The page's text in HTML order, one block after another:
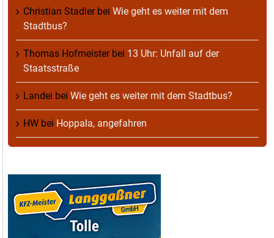
Christian Stadlerbei Wie geht es weiter mit dem
Stadtbus?
Thomas Hofmeisterbei 13 Uhr: Unfall auf der
Staatsstraße
Landei bei Wie geht es weiter mit dem Stadtbus?
HW bei Hoppala, angefahren